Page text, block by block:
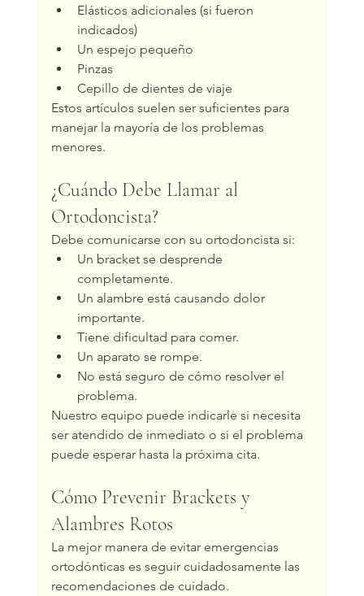
Elásticos adicionales (si fueron
indicados)
Un espejo pequeño
Pinzas
Cepillo de dientes de viaje
Estos artículos suelen ser suficientes para
manejar la mayoría de los problemas
menores.
¿Cuándo Debe Llamar al
Ortodoncista?
Debe comunicarse con su ortodoncista si:
Un bracket se desprende
completamente.
Un alambre está causando dolor
importante.
Tiene dificultad para comer.
Un aparato se rompe.
No está seguro de cómo resolver el
problema.
Nuestro equipo puede indicarle si necesita
ser atendido de inmediato o si el problema
puede esperar hasta la próxima cita.
Cómo Prevenir Brackets y
Alambres Rotos
La mejor manera de evitar emergencias
ortodónticas es seguir cuidadosamente las
recomendaciones de cuidado.